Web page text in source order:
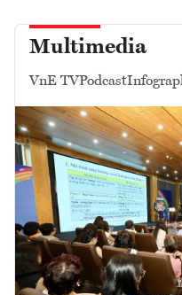
Multimedia
VnE TVPodcast